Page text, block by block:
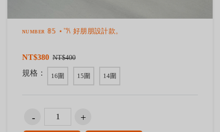
ɴᴜᴍʙᴇʀ 𝟠𝟝 ⋆˚𐙚 好朋朋設計款。
NT$380 NT$400
規格： 16圍 15圍 14圍